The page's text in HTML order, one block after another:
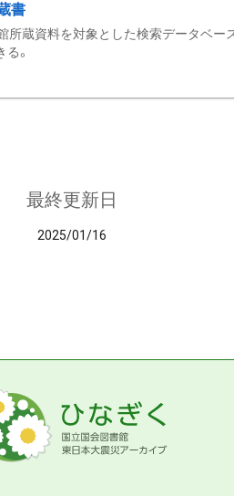
書
蔵資料を対象とした検索データベー
。
最終更新日
2025/01/16